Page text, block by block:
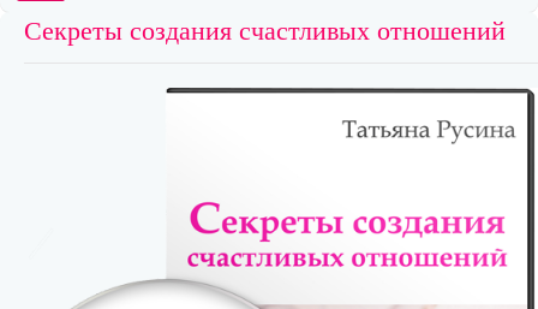
Секреты создания счастливых отношений